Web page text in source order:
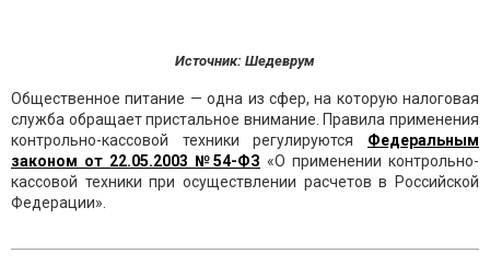
Источник: Шедеврум
Общественное питание — одна из сфер, на которую налоговая
служба обращает пристальное внимание. Правила применения
контрольно-кассовой техники регулируются Федеральным
законом от 22.05.2003 №54-ФЗ «О применении контрольно-
кассовой техники при осуществлении расчетов в Российской
Федерации».